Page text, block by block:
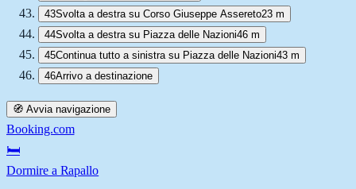
43Svolta a destra su Corso Giuseppe Assereto23 m
44Svolta a destra su Piazza delle Nazioni46 m
45Continua tutto a sinistra su Piazza delle Nazioni43 m
46Arrivo a destinazione
🧭 Avvia navigazione
Booking.com
🛏️
Dormire a Rapallo